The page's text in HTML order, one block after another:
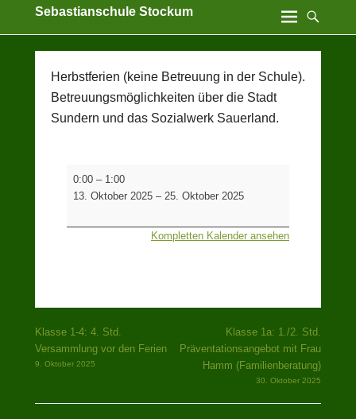
Sebastianschule Stockum
Herbstferien (keine Betreuung in der Schule).
Betreuungsmöglichkeiten über die Stadt
Sundern und das Sozialwerk Sauerland.
Herbstferien
(keine
die
Sundern
und
Sauerland.
0:00 – 1:00
13. Oktober 2025 – 25. Oktober 2025
Kompletten Kalender ansehen
Beitragsnavigation
Klasse 1-4: 4. Std.
Versammlung vor den Ferien
9. Oktober 2025
Klasse 1a: 1./2. Std.
Präventationsangebot mit Frau
Hamm (Familienberatung)
30. Oktober 2025